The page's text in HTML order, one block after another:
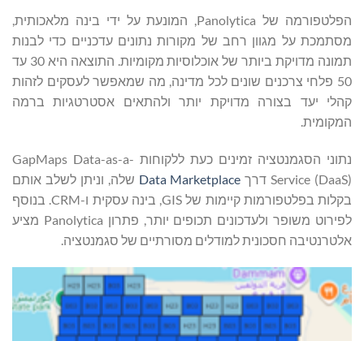
הפלטפורמה של Panolytica, המונעת על ידי בינה מלאכותית,
מסתמכת על מגוון רחב של מקורות נתונים עדכניים כדי לבנות
תמונה מדויקת ביותר של אוכלוסיות מקומיות. התוצאה היא 30 עד
50 פלחי צרכנים שונים לכל מדינה, מה שמאפשר לעסקים לזהות
קהלי יעד בצורה מדויקת יותר ולהתאים אסטרטגיות ברמה
המקומית.
נתוני הסגמנטציה זמינים כעת ללקוחות GapMaps Data-as-a-
Service (DaaS) דרך
Data Marketplace שלה, וניתן לשלב אותם
בקלות בפלטפורמות קיימות של GIS, בינה עסקית ו-CRM. בנוסף
לפירוט משופר ולעדכונים תכופים יותר, פתרון Panolytica מציע
אלטרנטיבה חסכונית למודלים מסורתיים של סגמנטציה.